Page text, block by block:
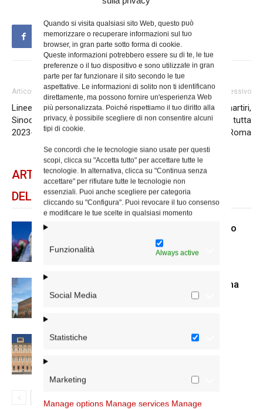
Quando si visita qualsiasi sito Web, questo può
memorizzare o recuperare informazioni sul tuo
browser, in gran parte sotto forma di cookie.
Queste informazioni potrebbero essere su di te, le tue
preferenze o il tuo dispositivo e sono utilizzate in gran
parte per far funzionare il sito secondo le tue
aspettative. Le informazioni di solito non ti identificano
direttamente, ma possono fornire un'esperienza Web
più personalizzata. Poiché rispettiamo il tuo diritto alla
privacy, è possibile scegliere di non consentire alcuni
tipi di cookie.
Se concordi che le tecnologie siano usate per questi
scopi, clicca su "Accetta tutto" per accettare tutte le
tecnologie. In alternativa, clicca su "Continua senza
accettare" per rifiutare tutte le tecnologie non
essenziali. Puoi anche scegliere per categoria
cliccando su "Configura". Puoi revocare il tuo consenso
e modificare le tue scelte in qualsiasi momento
Funzionalità Always active
Social Media
Statistiche
Marketing
Manage options Manage services Manage
Articolo precedente
Linee guida per il Cammino
Sinodale – Fase Sapienziale
2023-2024
Articolo successivo
Santi Vitale e compagni martiri,
le cresime degli adulti da tutta
Roma
ARTICOLI CORRELATI
DELLO STESSO AUTORE
Dal 28 al 31 agosto il pellegrinaggio
diocesano a Lourdes
Nuove nomine nella diocesi di Roma
Chiusura estiva degli Uffici del